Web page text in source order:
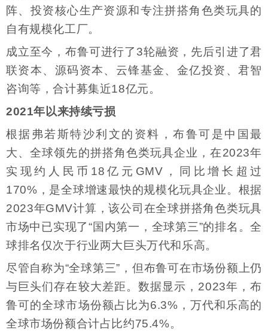
阵、投资核心生产资源和专注拼搭角色类玩具的
自有规模化工厂。
成立至今，布鲁可进行了3轮融资，先后引进了君
联资本、源码资本、云锋基金、金亿投资、君智
咨询等，合计募集近18亿元。
2021年以来持续亏损
根据弗若斯特沙利文的资料，布鲁可是中国最
大、全球领先的拼搭角色类玩具企业，在2023年
实现约人民币18亿元GMV，同比增长超过
170%，是全球增速最快的规模化玩具企业。根据
2023年GMV计算，该公司在全球拼搭角色类玩具
市场中已实现了“国内第一，全球第三”的排名。全
球排名仅次于行业两大巨头万代和乐高。
尽管自称为“全球第三”，但布鲁可在市场份额上仍
与巨头们存在较大差距。数据显示，2023年，布
鲁可的全球市场份额占比为6.3%，万代和乐高的
全球市场份额合计占比约75.4%。